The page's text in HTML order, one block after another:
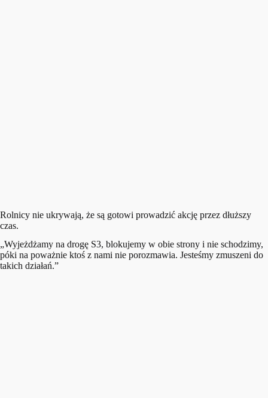
Rolnicy nie ukrywają, że są gotowi prowadzić akcję przez dłuższy
czas.
„Wyjeżdżamy na drogę S3, blokujemy w obie strony i nie schodzimy,
póki na poważnie ktoś z nami nie porozmawia. Jesteśmy zmuszeni do
takich działań.”